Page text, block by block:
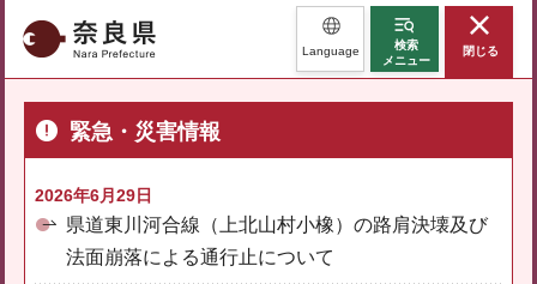
奈良県 Language
検索
メニュー
閉じる
緊急・災害情報
2026年6月29日
県道東川河合線（上北山村小橡）の路肩決壊及び
法面崩落による通行止について